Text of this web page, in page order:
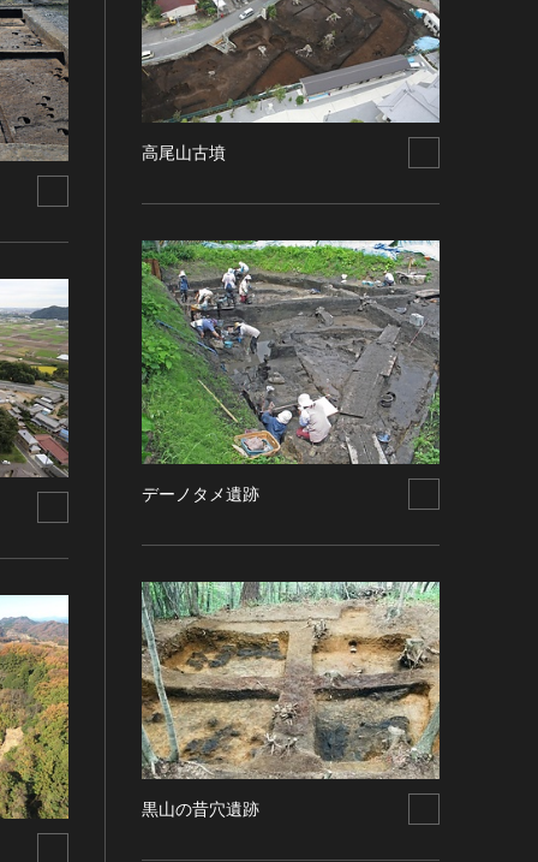
高尾山古墳
デーノタメ遺跡
黒山の昔穴遺跡